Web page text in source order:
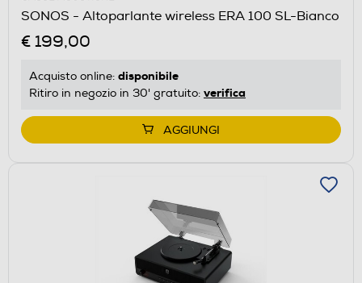
SONOS - Altoparlante wireless ERA 100 SL-Bianco
€ 199,00
Acquisto online: disponibile
Ritiro in negozio in 30' gratuito: verifica
AGGIUNGI